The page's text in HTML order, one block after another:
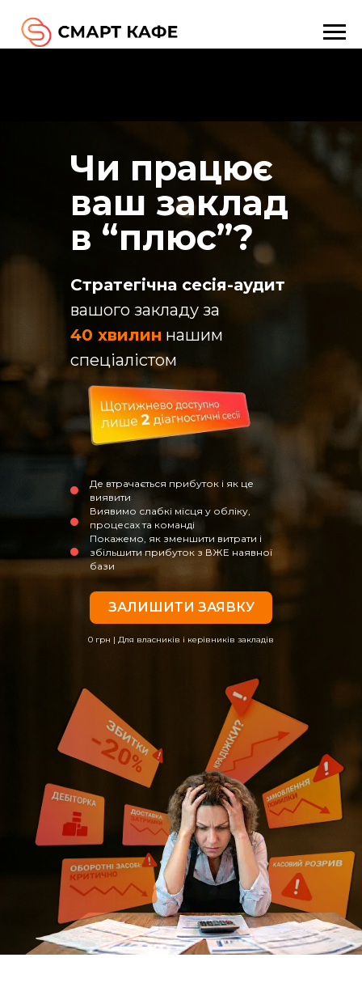
Де втрачається прибуток і як це
виявити
Виявимо слабкі місця у обліку,
процесах та команді
Покажемо, як зменшити витрати і
збільшити прибуток з ВЖЕ наявної
бази
0 грн | Для власників і керівників закладів
ЗАЛИШИТИ ЗАЯВКУ
Стратегічна сесія-аудит
вашого закладу за
40 хвилин нашим
спеціалістом
Чи працює
ваш заклад
в “плюс”?